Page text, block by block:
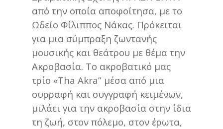
από την οποία αποφοίτησα, με το
Ωδείο Φίλιππος Νάκας. Πρόκειται
για μια σύμπραξη ζωντανής
μουσικής και θεάτρου με θέμα την
Ακροβασία. Το ακροβατικό μας
τρίο «Tha Akra” μέσα από μια
συρραφή και συγγραφή κειμένων,
μιλάει για την ακροβασία στην ίδια
τη ζωή, στον πόλεμο, στον έρωτα,